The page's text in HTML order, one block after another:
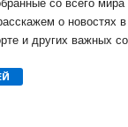
со всего
о новостях в
и других важных